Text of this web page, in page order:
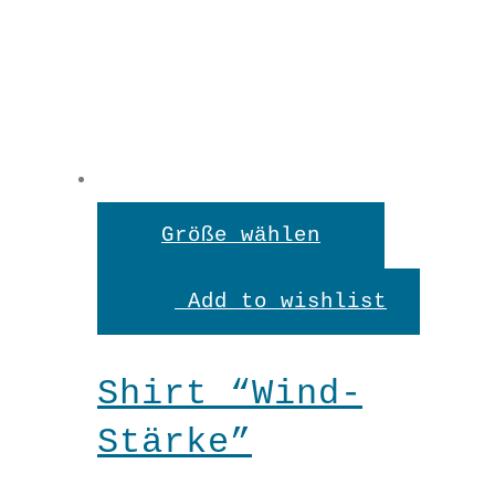
Größe wählen
Produkt
weist
Add to wishlist
Shirt “Wind-
Stärke”